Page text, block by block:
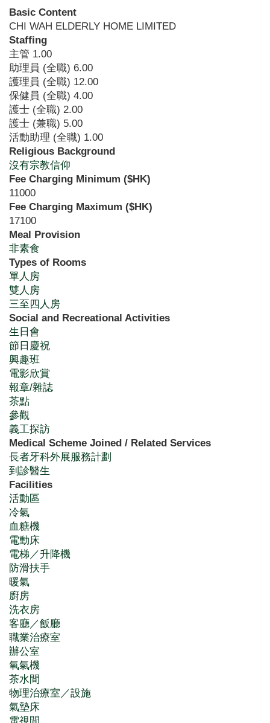
Basic Content
CHI WAH ELDERLY HOME LIMITED
Staffing
主管 1.00
助理員 (全職) 6.00
護理員 (全職) 12.00
保健員 (全職) 4.00
護士 (全職) 2.00
護士 (兼職) 5.00
活動助理 (全職) 1.00
Religious Background
沒有宗教信仰
Fee Charging Minimum ($HK)
11000
Fee Charging Maximum ($HK)
17100
Meal Provision
非素食
Types of Rooms
單人房
雙人房
三至四人房
Social and Recreational Activities
生日會
節日慶祝
興趣班
電影欣賞
報章/雜誌
茶點
參觀
義工探訪
Medical Scheme Joined / Related Services
長者牙科外展服務計劃
到診醫生
Facilities
活動區
冷氣
血糖機
電動床
電梯／升降機
防滑扶手
暖氣
廚房
洗衣房
客廳／飯廳
職業治療室
辦公室
氧氣機
茶水間
物理治療室／設施
氣墊床